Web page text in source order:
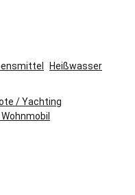
Heißwasser
/ Yachting